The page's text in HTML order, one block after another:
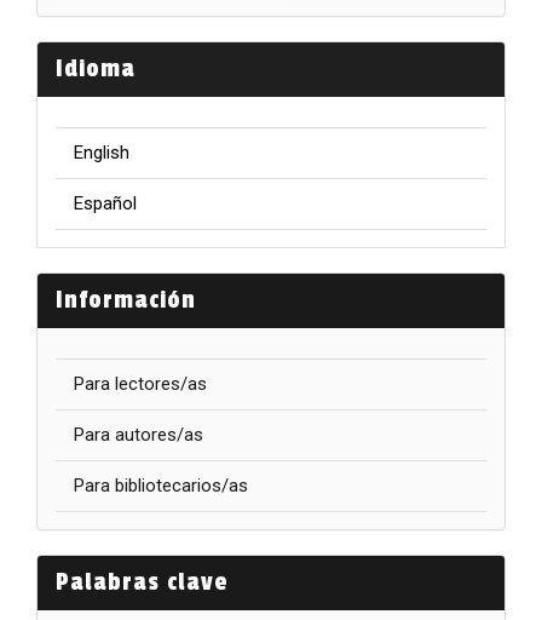
Idioma
English
Español
Información
Para lectores/as
Para autores/as
Para bibliotecarios/as
Palabras clave